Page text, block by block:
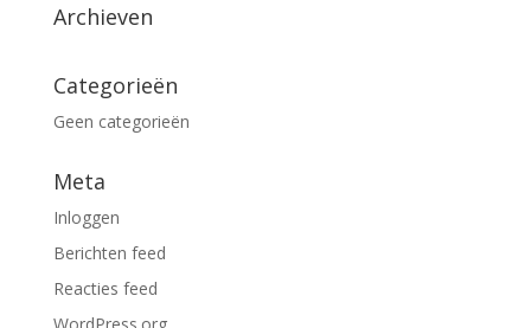
Archieven
Categorieën
Geen categorieën
Meta
Inloggen
Berichten feed
Reacties feed